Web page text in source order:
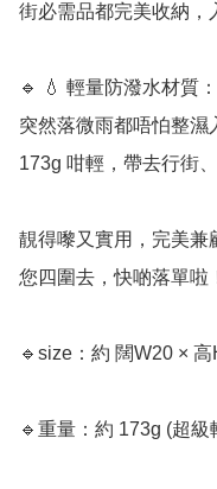
街必需品都完美收納，
🔹 💧 輕量防潑水材質
突然落微雨都唔怕整濕
173g 咁輕，帶去行街
靚得嚟又實用，完美兼
您四圍去，快啲落單啦
🔹size：約 闊W20 ×
🔹重量：約 173g (超級